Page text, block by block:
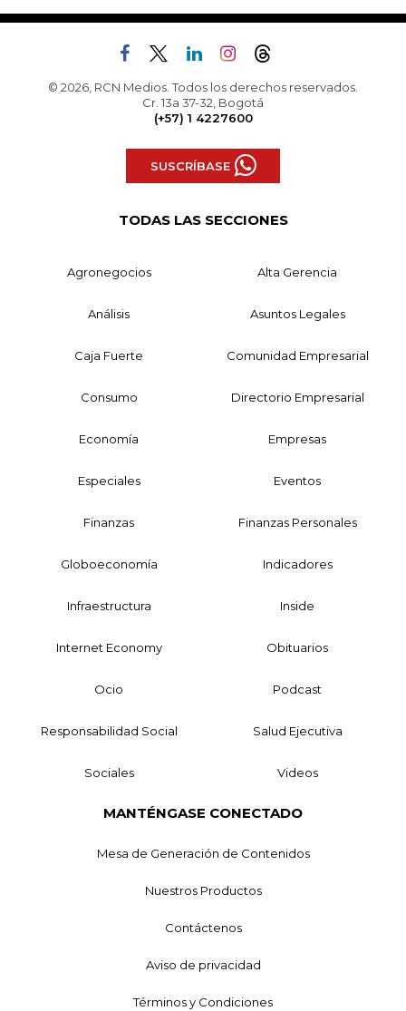
© 2026, RCN Medios. Todos los derechos reservados.
Cr. 13a 37-32, Bogotá
(+57) 1 4227600
SUSCRÍBASE
TODAS LAS SECCIONES
Agronegocios Alta Gerencia
Análisis Asuntos Legales
Caja Fuerte Comunidad Empresarial
Consumo Directorio Empresarial
Economía Empresas
Especiales Eventos
Finanzas Finanzas Personales
Globoeconomía Indicadores
Infraestructura Inside
Internet Economy Obituarios
Ocio Podcast
Responsabilidad Social Salud Ejecutiva
Sociales Videos
MANTÉNGASE CONECTADO
Mesa de Generación de Contenidos
Nuestros Productos
Contáctenos
Aviso de privacidad
Términos y Condiciones